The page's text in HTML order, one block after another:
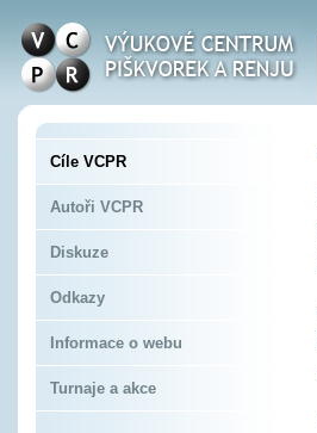
Cíle VCPR
Autoři VCPR
Diskuze
Odkazy
Informace o webu
Turnaje a akce